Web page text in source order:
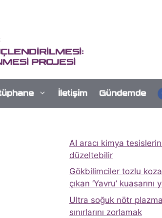
PROJESİ
İletişim Gündemde
AI aracı kimya
düzeltebilir
Gökbilimciler tozlu
çıkan ‘Yavru’ kuasarını
Ultra soğuk nötr
sınırlarını zorlamak